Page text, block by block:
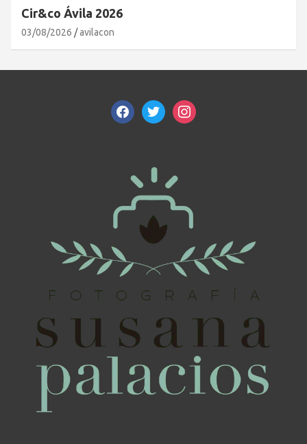
Cir&co Ávila 2026
03/08/2026 avilacon
facebooktwitterinstagram